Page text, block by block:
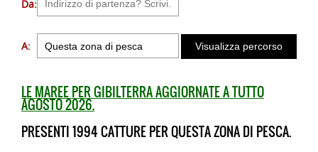
Da:
A:
LE MAREE PER GIBILTERRA AGGIORNATE A TUTTO
AGOSTO 2026.
PRESENTI 1994 CATTURE PER QUESTA ZONA DI PESCA.